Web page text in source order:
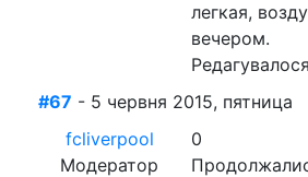
легкая,
вечером.
#67 - 5 червня 2015, пятница
fcliverpool
Модератор
0